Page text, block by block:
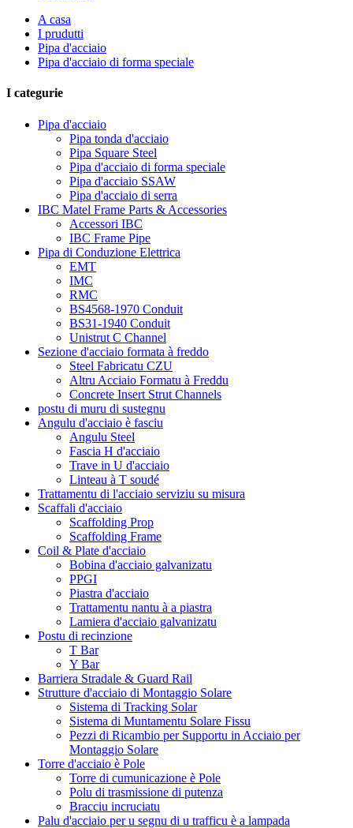
A casa
I prudutti
Pipa d'acciaio
Pipa d'acciaio di forma speciale
I categurie
Pipa d'acciaio
Pipa tonda d'acciaio
Pipa Square Steel
Pipa d'acciaio di forma speciale
Pipa d'acciaio SSAW
Pipa d'acciaio di serra
IBC Matel Frame Parts & Accessories
Accessori IBC
IBC Frame Pipe
Pipa di Conduzione Elettrica
EMT
IMC
RMC
BS4568-1970 Conduit
BS31-1940 Conduit
Unistrut C Channel
Sezione d'acciaio formata à freddo
Steel Fabricatu CZU
Altru Acciaio Formatu à Freddu
Concrete Insert Strut Channels
postu di muru di sustegnu
Angulu d'acciaio è fasciu
Angulu Steel
Fascia H d'acciaio
Trave in U d'acciaio
Linteau à T soudé
Trattamentu di l'acciaio serviziu su misura
Scaffali d'acciaio
Scaffolding Prop
Scaffolding Frame
Coil & Plate d'acciaio
Bobina d'acciaio galvanizatu
PPGI
Piastra d'acciaio
Trattamentu nantu à a piastra
Lamiera d'acciaio galvanizatu
Postu di recinzione
T Bar
Y Bar
Barriera Stradale & Guard Rail
Strutture d'acciaio di Montaggio Solare
Sistema di Tracking Solar
Sistema di Muntamentu Solare Fissu
Pezzi di Ricambio per Supportu in Acciaio per
Montaggio Solare
Torre d'acciaio è Pole
Torre di cumunicazione è Pole
Polu di trasmissione di putenza
Bracciu incruciatu
Palu d'acciaio per u segnu di u trafficu è a lampada